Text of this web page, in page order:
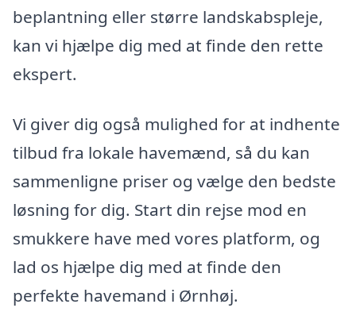
beplantning eller større landskabspleje,
kan vi hjælpe dig med at finde den rette
ekspert.
Vi giver dig også mulighed for at indhente
tilbud fra lokale havemænd, så du kan
sammenligne priser og vælge den bedste
løsning for dig. Start din rejse mod en
smukkere have med vores platform, og
lad os hjælpe dig med at finde den
perfekte havemand i Ørnhøj.